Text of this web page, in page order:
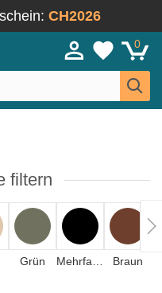
CH2026
0
filtern
Grün Braun